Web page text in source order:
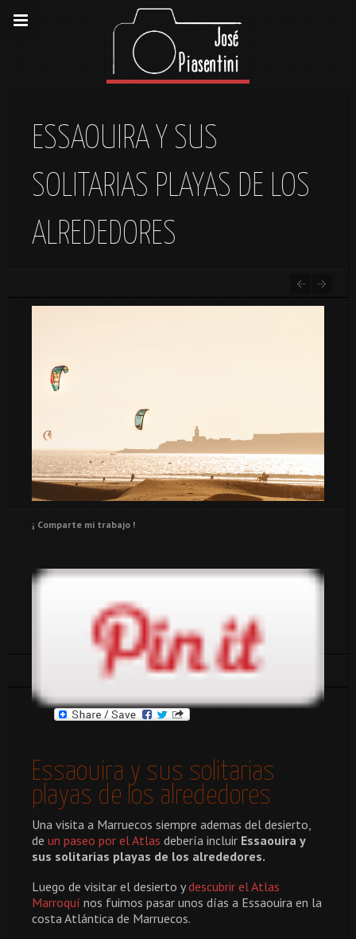
ESSAOUIRA Y SUS
SOLITARIAS PLAYAS DE LOS
ALREDEDORES
¡ Comparte mi trabajo !
essaouira marruecos overland
Essaouira y sus solitarias
playas de los alrededores
Una visita a Marruecos siempre ademas del desierto,
de un paseo por el Atlas debería incluir Essaouira y
sus solitarias playas de los alrededores.
Luego de visitar el desierto ydescubrir el Atlas
Marroquí nos fuimos pasar unos días a Essaouira en la
costa Atlántica de Marruecos.